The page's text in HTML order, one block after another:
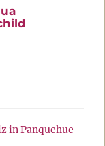
in Panquehue